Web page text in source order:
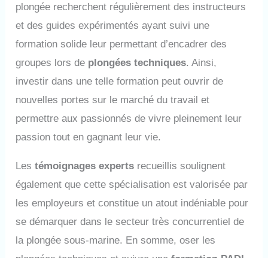
plongée recherchent régulièrement des instructeurs
et des guides expérimentés ayant suivi une
formation solide leur permettant d’encadrer des
groupes lors de plongées techniques. Ainsi,
investir dans une telle formation peut ouvrir de
nouvelles portes sur le marché du travail et
permettre aux passionnés de vivre pleinement leur
passion tout en gagnant leur vie.
Lestémoignages experts recueillis soulignent
également que cette spécialisation est valorisée par
les employeurs et constitue un atout indéniable pour
se démarquer dans le secteur très concurrentiel de
la plongée sous-marine. En somme, oser les